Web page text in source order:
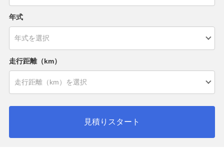
年式
走行距離（km）
見積りスタート